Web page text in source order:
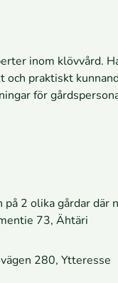
inom klövvård.
praktiskt
för
2 olika gårdar där
73, Ähtäri
280, Ytteresse